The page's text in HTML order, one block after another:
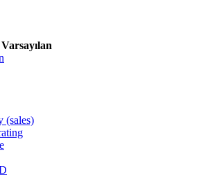
Varsayılan
(sales)